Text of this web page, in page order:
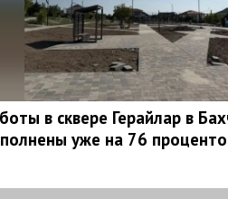
в сквере Герайлар в
уже на 76